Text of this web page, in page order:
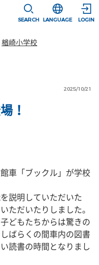
SEARCH
選択すると言
LANGUAGE LOGIN
楢崎小学校
2025/10/21
！
車「ブックル」が学校
説明していただいた
ただいたりしました。
どもたちからは驚きの
ばらくの間車内の図書
読書の時間となりまし